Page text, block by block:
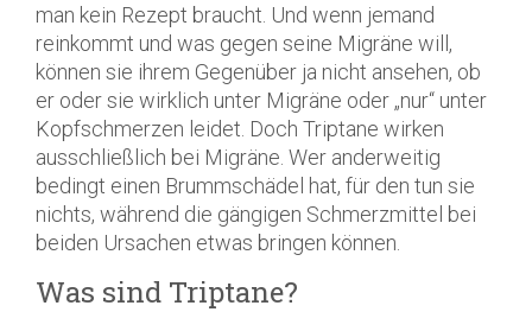
man kein Rezept braucht. Und wenn jemand
reinkommt und was gegen seine Migräne will,
können sie ihrem Gegenüber ja nicht ansehen, ob
er oder sie wirklich unter Migräne oder „nur“ unter
Kopfschmerzen leidet. Doch Triptane wirken
ausschließlich bei Migräne. Wer anderweitig
bedingt einen Brummschädel hat, für den tun sie
nichts, während die gängigen Schmerzmittel bei
beiden Ursachen etwas bringen können.
Was sind Triptane?